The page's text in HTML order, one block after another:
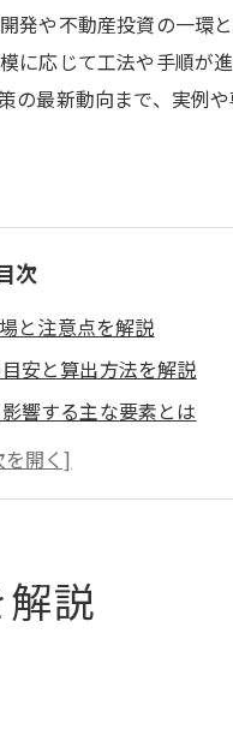
や不動産投資の一環
応じて工法や手順が
最新動向まで、実例
次
と注意点を解説
安と算出方法を解説
響する主な要素とは
えるための工夫と注意点
で比較すべきポイント
ブルを防ぐコツと対策
手順とは
説